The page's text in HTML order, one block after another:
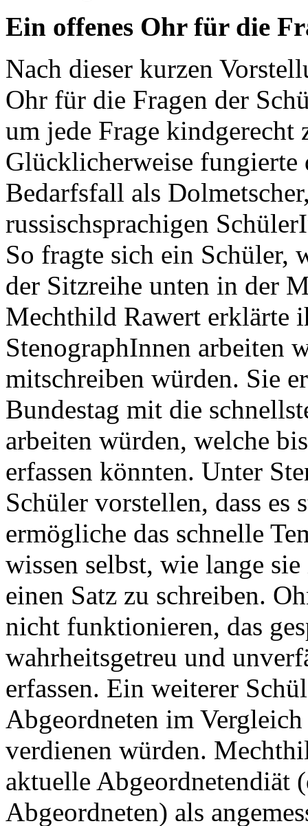
Ein offenes Ohr für die
Nach dieser kurzen
Ohr für die Fragen der
um jede Frage kindgerecht
Glücklicherweise fungierte
Bedarfsfall als
russischsprachigen
So fragte sich ein Schüler,
der Sitzreihe unten in der
Mechthild Rawert erklärte
StenographInnen arbeiten
mitschreiben würden. Sie
Bundestag mit die
arbeiten würden, welche
erfassen könnten. Unter
Schüler vorstellen, dass es
ermögliche das schnelle
wissen selbst, wie lange
einen Satz zu schreiben.
nicht funktionieren, das
wahrheitsgetreu und
erfassen. Ein weiterer
Abgeordneten im
verdienen würden.
aktuelle Abgeordnetendiät
Abgeordneten) als